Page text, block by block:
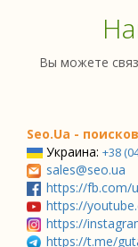
Вы можете
Seo.Ua -
Украина: +38
sales@seo.ua
https://fb.com/
https://
https://
https://t.me/